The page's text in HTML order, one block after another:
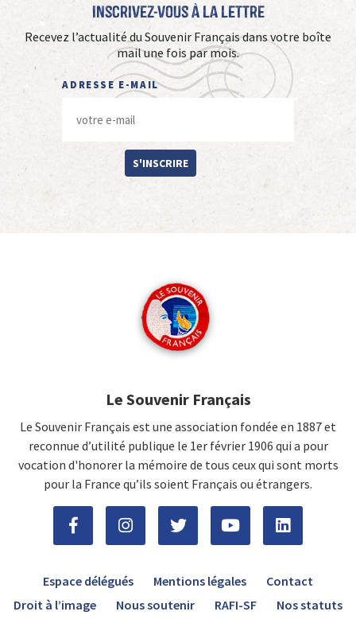
Inscrivez-vous à La Lettre
Recevez l’actualité du Souvenir Français dans votre boîte
mail une fois par mois.
ADRESSE E-MAIL
S'INSCRIRE
Le Souvenir Français
Le Souvenir Français est une association fondée en 1887 et
reconnue d’utilité publique le 1er février 1906 qui a pour
vocation d'honorer la mémoire de tous ceux qui sont morts
pour la France qu’ils soient Français ou étrangers.
Espace délégués Mentions légales
Contact
Droit à l’image
Nous soutenir RAFI-SF Nos statuts